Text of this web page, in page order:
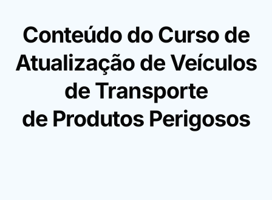
Conteúdo do Curso de
Atualização de Veículos
de Transporte
de Produtos Perigosos